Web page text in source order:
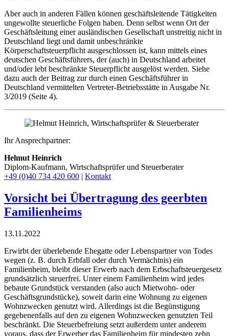
Aber auch in anderen Fällen können geschäftsleitende Tätigkeiten
ungewollte steuerliche Folgen haben. Denn selbst wenn Ort der
Geschäftsleitung einer ausländischen Gesellschaft unstreitig nicht in
Deutschland liegt und damit unbeschränkte
Körperschaftsteuerpflicht ausgeschlossen ist, kann mittels eines
deutschen Geschäftsführers, der (auch) in Deutschland arbeitet
und/oder lebt beschränkte Steuerpflicht ausgelöst werden. Siehe
dazu auch der Beitrag zur durch einen Geschäftsführer in
Deutschland vermittelten Vertreter-Betriebsstätte in Ausgabe Nr.
3/2019 (Seite 4).
Ihr Ansprechpartner:
Helmut Heinrich
Diplom-Kaufmann, Wirtschaftsprüfer ​und Steuerberater
+49 (0)40 734 420 600 | Kontakt
Vorsicht bei Übertragung des geerbten
Familienheims
13.11.2022
Erwirbt der überlebende Ehegatte oder Lebenspartner von Todes
wegen (z. B. durch Erbfall oder durch Vermächtnis) ein
Familienheim, bleibt dieser Erwerb nach dem Erbschaftsteuergesetz
grundsätzlich steuerfrei. Unter einem Familienheim wird jedes
bebaute Grundstück verstanden (also auch Mietwohn- oder
Geschäftsgrundstücke), soweit darin eine Wohnung zu eigenen
Wohnzwecken genutzt wird. Allerdings ist die Begünstigung
gegebenenfalls auf den zu eigenen Wohnzwecken genutzten Teil
beschränkt. Die Steuerbefreiung setzt außerdem unter anderem
voraus, dass der Erwerber das Familienheim für mindesten zehn